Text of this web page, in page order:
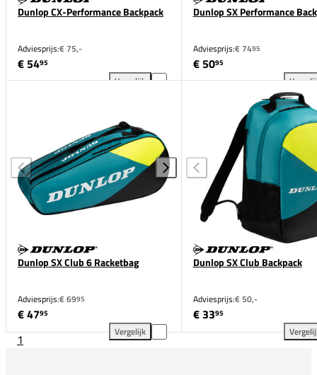
Dunlop CX-Performance Backpack
Adviesprijs:€ 75,-
€ 5495
Vergelijk
Dunlop CX-Performance Backpack toevoegen aan
Dunlop SX Performance
Adviesprijs:€ 7495
€ 5095
Dunlop SX Club 6 Racketbag
Adviesprijs:€ 6995
€ 4795
Vergelijk
Dunlop SX Club Backpack
Adviesprijs:€ 50,-
€ 3395
1